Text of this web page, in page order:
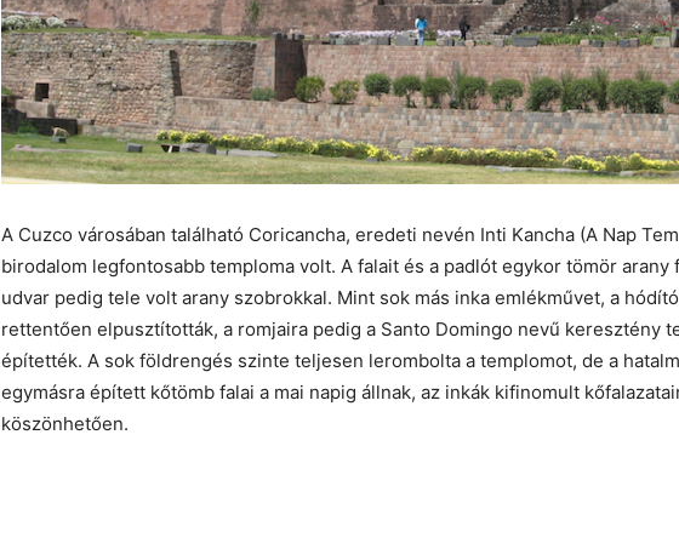
A Cuzco városában található Coricancha, eredeti nevén Inti Kancha (A Nap
birodalom legfontosabb temploma volt. A falait és a padlót egykor tömör arany
udvar pedig tele volt arany szobrokkal. Mint sok más inka emlékművet, a
rettentően elpusztították, a romjaira pedig a Santo Domingo nevű keresztény
építették. A sok földrengés szinte teljesen lerombolta a templomot, de a
egymásra épített kőtömb falai a mai napig állnak, az inkák kifinomult
köszönhetően.